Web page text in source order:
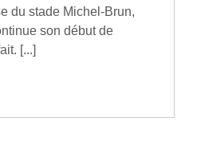
du stade Michel-Brun,
son début de
[...]